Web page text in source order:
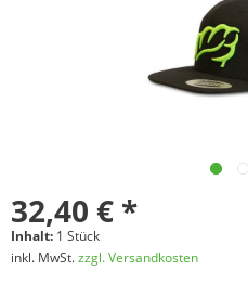
32,40 € *
Inhalt: 1 Stück
inkl. MwSt.zzgl. Versandkosten